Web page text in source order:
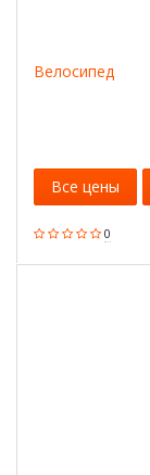
Велосипед
0
Все цены